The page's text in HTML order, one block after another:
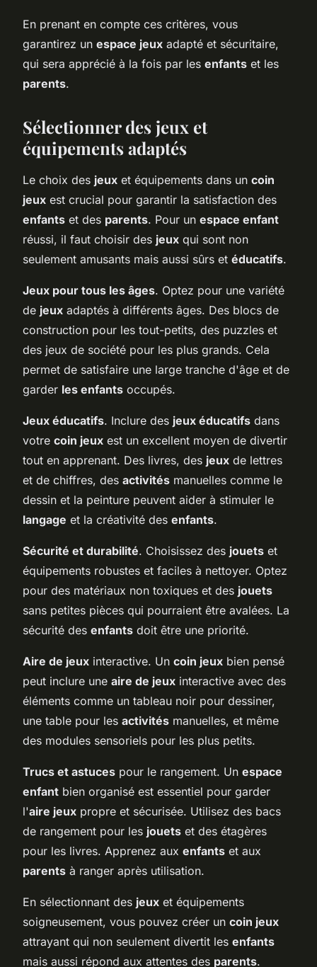
En prenant en compte ces critères, vous
garantirez un espace jeux adapté et sécuritaire,
qui sera apprécié à la fois par les enfants et les
parents.
Sélectionner des jeux et
équipements adaptés
Le choix des jeux et équipements dans un coin
jeux est crucial pour garantir la satisfaction des
enfants et des parents. Pour un espace enfant
réussi, il faut choisir des jeux qui sont non
seulement amusants mais aussi sûrs et éducatifs.
Jeux pour tous les âges. Optez pour une variété
de jeux adaptés à différents âges. Des blocs de
construction pour les tout-petits, des puzzles et
des jeux de société pour les plus grands. Cela
permet de satisfaire une large tranche d'âge et de
garder les enfants occupés.
Jeux éducatifs. Inclure des jeux éducatifs dans
votre coin jeux est un excellent moyen de divertir
tout en apprenant. Des livres, des jeux de lettres
et de chiffres, des activités manuelles comme le
dessin et la peinture peuvent aider à stimuler le
langage et la créativité des enfants.
Sécurité et durabilité. Choisissez des jouets et
équipements robustes et faciles à nettoyer. Optez
pour des matériaux non toxiques et des jouets
sans petites pièces qui pourraient être avalées. La
sécurité des enfants doit être une priorité.
Aire de jeux interactive. Un coin jeux bien pensé
peut inclure une aire de jeux interactive avec des
éléments comme un tableau noir pour dessiner,
une table pour les activités manuelles, et même
des modules sensoriels pour les plus petits.
Trucs et astuces pour le rangement. Un espace
enfant bien organisé est essentiel pour garder
l'aire jeux propre et sécurisée. Utilisez des bacs
de rangement pour les jouets et des étagères
pour les livres. Apprenez aux enfants et aux
parents à ranger après utilisation.
En sélectionnant des jeux et équipements
soigneusement, vous pouvez créer un coin jeux
attrayant qui non seulement divertit les enfants
mais aussi répond aux attentes des parents.